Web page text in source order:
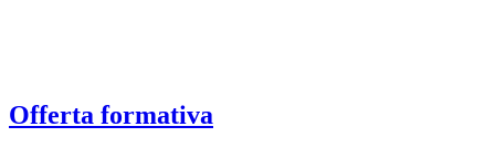
Offerta formativa